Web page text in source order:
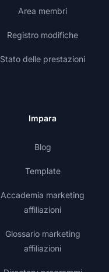
Area membri
Registro modifiche
Stato delle prestazioni
Impara
Blog
Template
Accademia marketing
affiliazioni
Glossario marketing
affiliazioni